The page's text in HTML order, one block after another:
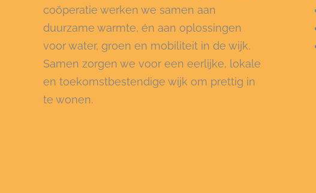
coöperatie werken we samen aan
duurzame warmte, én aan oplossingen
voor water, groen en mobiliteit in de wijk.
Samen zorgen we voor een eerlijke, lokale
en toekomstbestendige wijk om prettig in
te wonen.